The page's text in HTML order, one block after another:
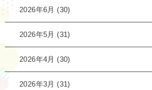
2026年6月 (30)
2026年5月 (31)
2026年4月 (30)
2026年3月 (31)